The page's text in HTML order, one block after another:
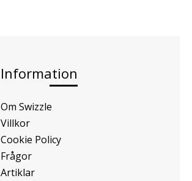
Information
Om Swizzle
Villkor
Cookie Policy
Frågor
Artiklar